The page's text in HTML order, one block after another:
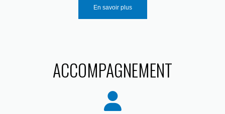
En savoir plus
ACCOMPAGNEMENT